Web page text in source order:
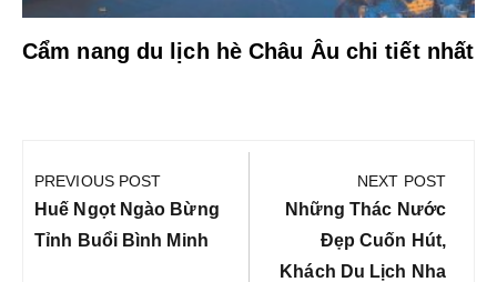
Cẩm nang du lịch hè Châu Âu chi tiết nhất
hướng
bài
viết
PREVIOUS POST
Previous
Post:
Huế Ngọt Ngào Bừng
Tỉnh Buổi Bình Minh
NEXT POST
Next
Post:
Những Thác Nước
Đẹp Cuốn Hút,
Khách Du Lịch Nha